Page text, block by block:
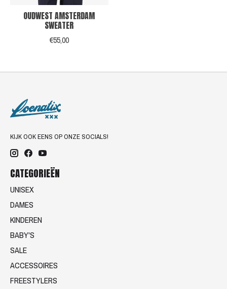
OUDWEST AMSTERDAM
SWEATER
€55,00
KIJK OOK EENS OP ONZE SOCIALS!
CATEGORIEËN
UNISEX
DAMES
KINDEREN
BABY'S
SALE
ACCESSOIRES
FREESTYLERS